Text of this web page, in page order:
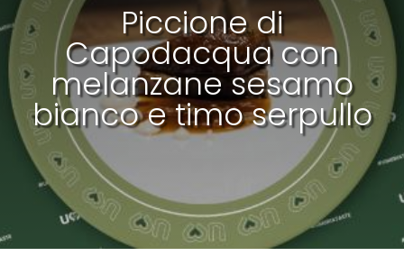
Piccione di
Capodacqua con
melanzane sesamo
bianco e timo serpullo